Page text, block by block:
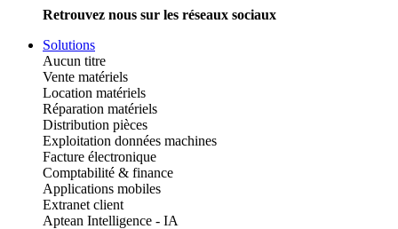
Retrouvez nous sur les réseaux sociaux
Solutions
Aucun titre
Vente matériels
Location matériels
Réparation matériels
Distribution pièces
Exploitation données machines
Facture électronique
Comptabilité & finance
Applications mobiles
Extranet client
Aptean Intelligence - IA